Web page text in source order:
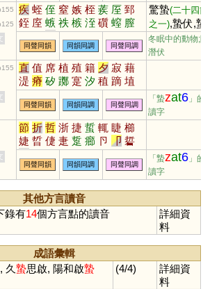
疾 蛭 侄 窒 嫉 桎 蒺 厔 郅
銍 庢 螏 祑 槉 洷 礩 螲 膣
秷 挃 姪
驚蟄(二十四
之一),蟄伏,蟄
居,蟄獸,蟄雷
同聲同韻 同韻同調 同聲同調
冬眠中的動物;
潛伏
直 值 席 植 殖 籍 夕 寂 藉
湜 瘠 矽 躑 寔 汐 稙 蹢 埴
葃 庴 塉 潪 釸 膌 堲 蓆 躤
褯 穸 耤 漃 犆
同聲同韻 同韻同調 同聲同調
「蟄zat6 」的
讀字
節 折 哲 浙 捷 蜇 輒 睫 櫛
婕 晢 倢 疌 踅 癤 卪 卩 硩
砓 擳 幯 尐 瀄 楶 淛 悊 扻
岊同聲同韻 同韻同調 同聲同調
「蟄zat6 」的
讀字
其他方言讀音
錄有14個方言點的讀音
詳細資
料
成語彙輯
, 久 蟄思啟, 陽和啟蟄 (4/4)
詳細資
料